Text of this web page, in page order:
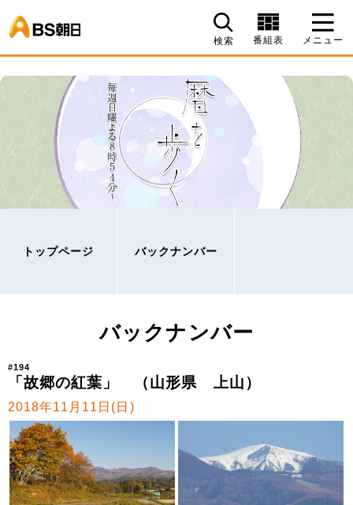
検索 番組表 メニュー
トップページ バックナンバー
バックナンバー
#194
「故郷の紅葉」 （山形県 上山）
2018年11月11日(日)